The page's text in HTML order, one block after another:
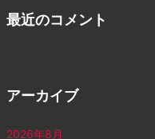
最近のコメント
アーカイブ
2026年8月